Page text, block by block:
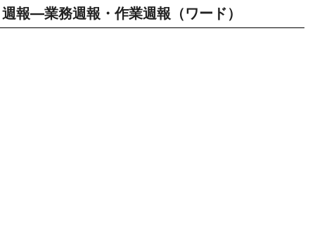
週報―業務週報・作業週報（ワード）